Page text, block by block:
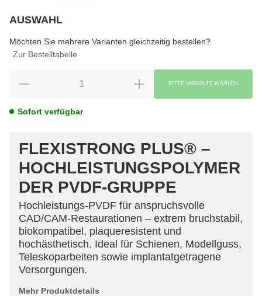
AUSWAHL
Möchten Sie mehrere Varianten gleichzeitig bestellen?
Zur Bestelltabelle
BITTE VARIANTE WÄHLEN
Sofort verfügbar
FLEXISTRONG PLUS® –
HOCHLEISTUNGSPOLYMER
DER PVDF-GRUPPE
Hochleistungs-PVDF für anspruchsvolle
CAD/CAM-Restaurationen – extrem bruchstabil,
biokompatibel, plaqueresistent und
hochästhetisch. Ideal für Schienen, Modellguss,
Teleskoparbeiten sowie implantatgetragene
Versorgungen.
Mehr Produktdetails